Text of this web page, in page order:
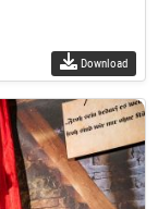
Download